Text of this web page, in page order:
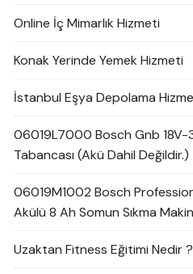
Online İç Mimarlık Hizmeti
Konak Yerinde Yemek Hizmeti
İstanbul Eşya Depolama
06019L7000 Bosch Gnb 18V-
Tabancası (Akü Dahil Değildir.)
06019M1002 Bosch
Akülü 8 Ah Somun Sıkma
Uzaktan Fitness Eğitimi Nedir ?